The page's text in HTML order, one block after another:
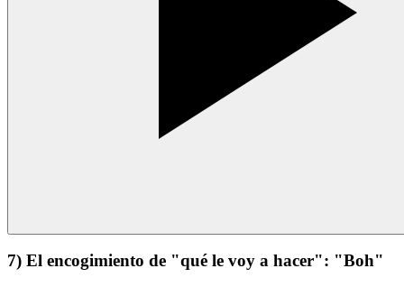
7) El encogimiento de "qué le voy a hacer": "Boh"